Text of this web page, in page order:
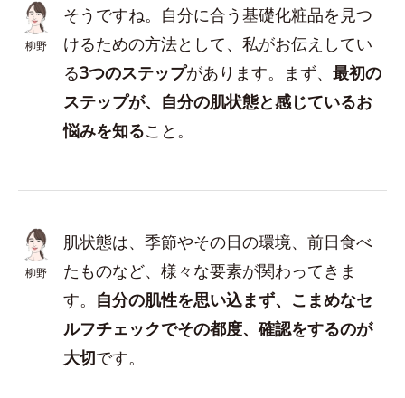
柳野
そうですね。自分に合う基礎化粧品を見つ
けるための方法として、私がお伝えしてい
る3つのステップがあります。まず、 最初の
ステップが、自分の肌状態と感じているお
悩みを知ること。
柳野
肌状態は、季節やその日の環境、前日食べ
たものなど、様々な要素が関わってきま
す。 自分の肌性を思い込まず、こまめなセ
ルフチェックでその都度、確認をするのが
大切です。